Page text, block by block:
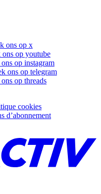
ons op x
ons op youtube
op instagram
ons op telegram
op threads
cookies
d’abonnement